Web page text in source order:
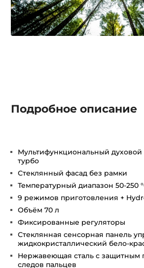
Подробное описание
Мультифункциональный
турбо
Стеклянный фасад без рамки
Температурный диапазон 50-250
9 режимов приготовления +
Объём 70 л
Фиксированные регуляторы
Стеклянная сенсорная панель
жидкокристаллический бело-
Нержавеющая сталь с защитным
следов пальцев